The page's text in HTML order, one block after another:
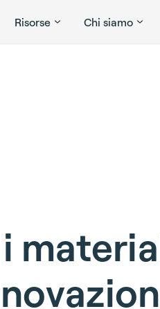
Risorse Chi siamo
i materia
novazion